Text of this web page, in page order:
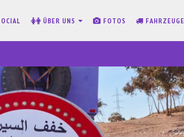
ÜBER UNS FOTOS FAHRZEUGE